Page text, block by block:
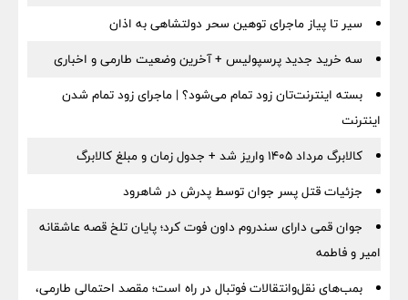
سیر تا پیاز ماجرای توهین سحر دولتشاهی به اذان
سه خرید جدید پرسپولیس + آخرین وضعیت طارمی و اخباری
بسته اینترنت‌تان زود تمام می‌شود؟ | ماجرای زود تمام شدن
اینترنت
کالابرگ مرداد ۱۴۰۵ واریز شد + جدول زمان و مبلغ کالابرگ
جزئیات قتل پسر جوان توسط پدرش در شاهرود
جوان قمی دارای سندروم داون فوت کرد؛ پایان تلخ قصه عاشقانه
امیر و فاطمه
بمب‌های نقل‌وانتقالات فوتبال در راه است؛ مقصد احتمالی طارمی،